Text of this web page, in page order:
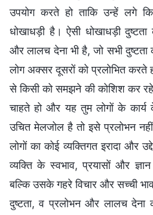
उपयोग करते हो ताकि उन्हें लगे
धोखाधड़ी है। ऐसी धोखाधड़ी
और लालच देना भी है, जो सभी दुष्टता
लोग अक्सर दूसरों को प्रलोभित करते
से किसी को समझने की कोशिश कर
चाहते हो और यह तुम लोगों के
उचित मेलजोल है तो इसे प्रलोभन
लोगों का कोई व्यक्तिगत इरादा और
व्यक्ति के स्वभाव, प्रयासों और
बल्कि उसके गहरे विचार और सच्ची
दुष्टता, व प्रलोभन और लालच देना